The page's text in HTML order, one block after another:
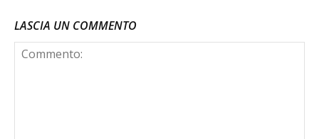
LASCIA UN COMMENTO